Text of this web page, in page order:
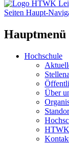
Seiten Haupt-
Hauptmenü
Hochschule
Über